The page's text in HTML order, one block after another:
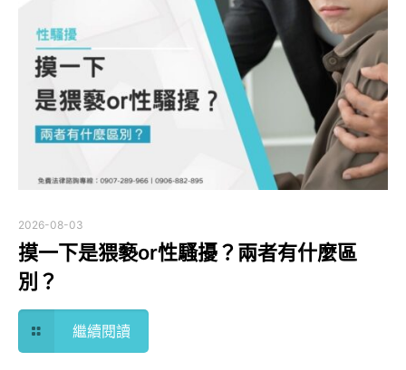
2026-08-03
摸一下是猥褻or性騷擾？兩者有什麼區
別？
繼續閱讀